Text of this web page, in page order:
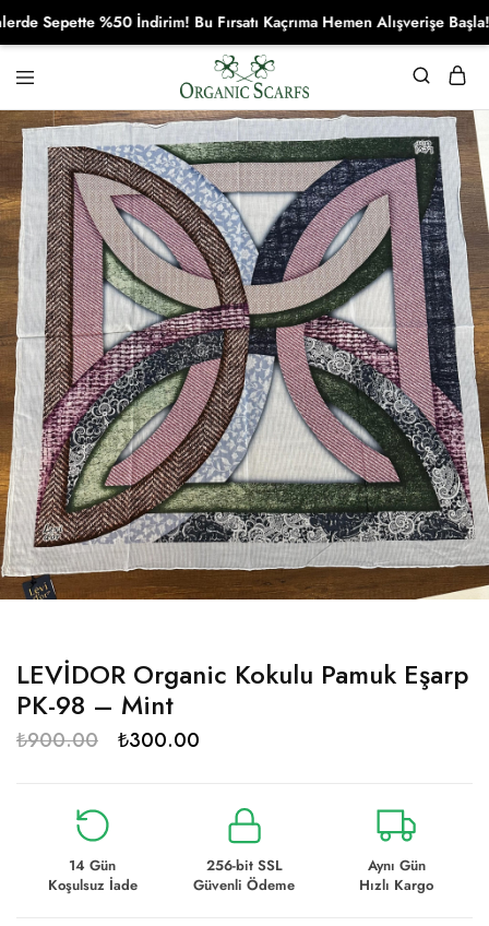
Organikscarf
LEVİDOR Organic Kokulu Pamuk Eşarp
PK-98 – Mint
₺900.00 ₺300.00
14 Gün
Koşulsuz İade
256-bit SSL
Güvenli Ödeme
Aynı Gün
Hızlı Kargo
Sepette %50 İndirim! Bu Fırsatı Kaçrıma Hemen Alışverişe Başla!